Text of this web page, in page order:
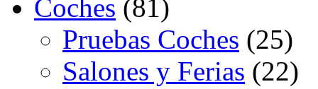
Coches (81)
Pruebas Coches (25)
Salones y Ferias (22)